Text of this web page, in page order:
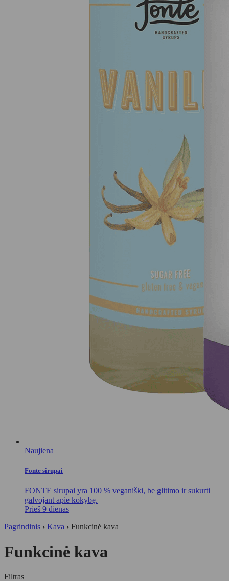
Naujiena
Fonte sirupai
FONTE sirupai yra 100 % veganiški, be glitimo ir sukurti
galvojant apie kokybę.
Prieš 9 dienas
Pagrindinis › Kava › Funkcinė kava
Funkcinė kava
Filtras